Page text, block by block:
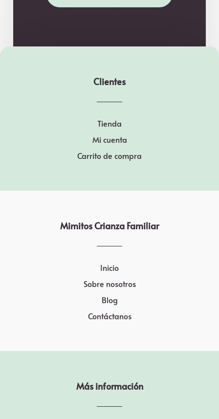
Clientes
Tienda
Mi cuenta
Carrito de compra
Mimitos Crianza Familiar
Inicio
Sobre nosotros
Blog
Contáctanos
Más información